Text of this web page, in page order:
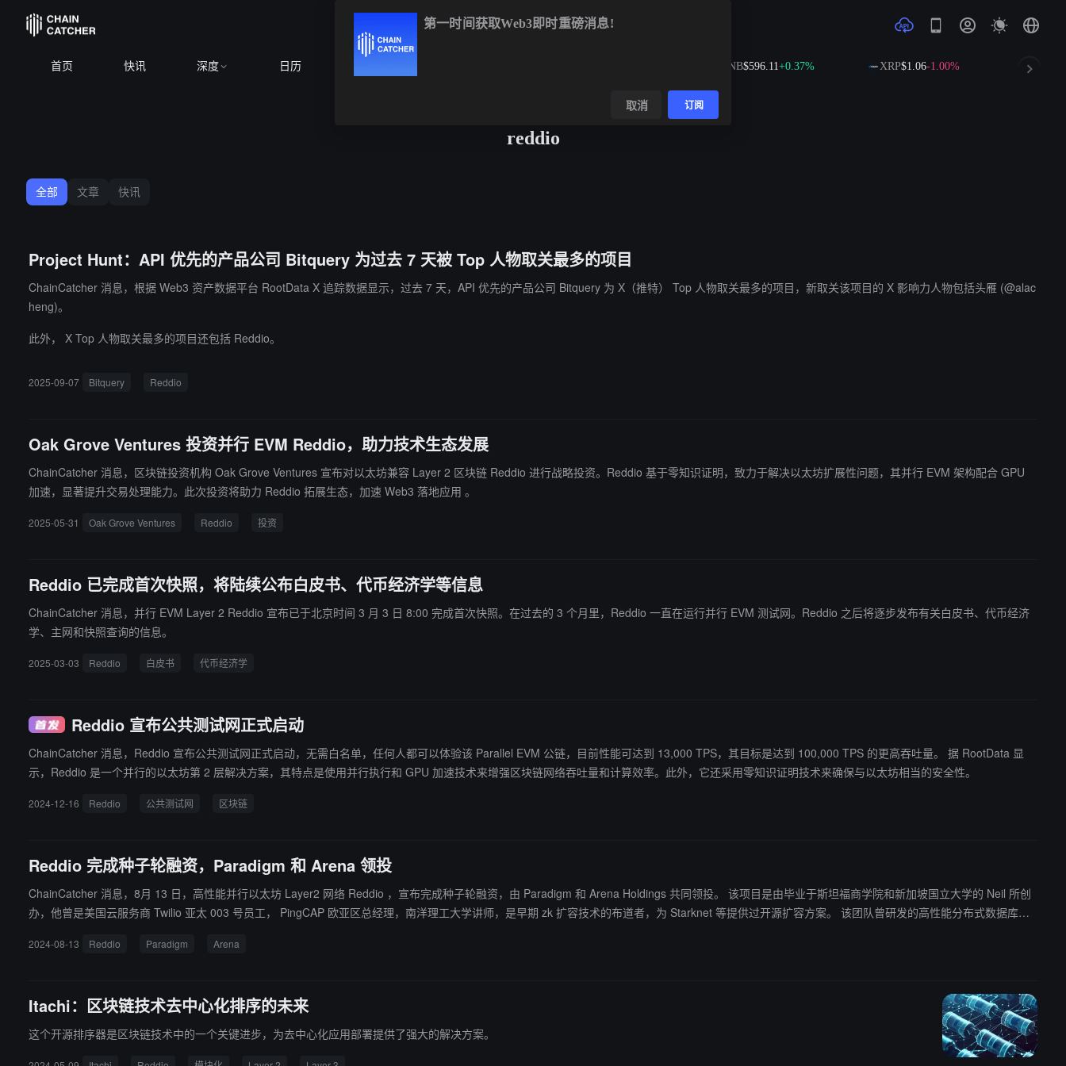
首页 快讯 深度 日历 BNB$596.11+0.37% XRP$1.06-1.00% SOL
reddio
全部 文章 快讯
Project Hunt：API 优先的产品公司 Bitquery 为过去 7 天被 Top 人物取关最多的项目
ChainCatcher 消息，根据 Web3 资产数据平台 RootData X 追踪数据显示，过去 7 天，API 优先的产品公司 Bitquery 为 X（推特） Top 人物取关最多的项目，新取关该项目的 X 影响力人物包括头雁 (@alac
heng)。
此外， X Top 人物取关最多的项目还包括 Reddio。
2025-09-07 Bitquery Reddio
Oak Grove Ventures 投资并行 EVM Reddio，助力技术生态发展
ChainCatcher 消息，区块链投资机构 Oak Grove Ventures 宣布对以太坊兼容 Layer 2 区块链 Reddio 进行战略投资。Reddio 基于零知识证明，致力于解决以太坊扩展性问题，其并行 EVM 架构配合 GPU
加速，显著提升交易处理能力。此次投资将助力 Reddio 拓展生态，加速 Web3 落地应用 。
2025-05-31 Oak Grove Ventures Reddio 投资
Reddio 已完成首次快照，将陆续公布白皮书、代币经济学等信息
ChainCatcher 消息，并行 EVM Layer 2 Reddio 宣布已于北京时间 3 月 3 日 8:00 完成首次快照。在过去的 3 个月里，Reddio 一直在运行并行 EVM 测试网。Reddio 之后将逐步发布有关白皮书、代币经济
学、主网和快照查询的信息。
2025-03-03 Reddio 白皮书 代币经济学
Reddio 宣布公共测试网正式启动
ChainCatcher 消息，Reddio 宣布公共测试网正式启动，无需白名单，任何人都可以体验该 Parallel EVM 公链，目前性能可达到 13,000 TPS，其目标是达到 100,000 TPS 的更高吞吐量。 据 RootData 显
示，Reddio 是一个并行的以太坊第 2 层解决方案，其特点是使用并行执行和 GPU 加速技术来增强区块链网络吞吐量和计算效率。此外，它还采用零知识证明技术来确保与以太坊相当的安全性。
2024-12-16 Reddio 公共测试网 区块链
Reddio 完成种子轮融资，Paradigm 和 Arena 领投
ChainCatcher 消息，8月 13 日，高性能并行以太坊 Layer2 网络 Reddio ，宣布完成种子轮融资，由 Paradigm 和 Arena Holdings 共同领投。 该项目是由毕业于斯坦福商学院和新加坡国立大学的 Neil 所创
办，他曾是美国云服务商 Twilio 亚太 003 号员工， PingCAP 欧亚区总经理，南洋理工大学讲师，是早期 zk 扩容技术的布道者，为 Starknet 等提供过开源扩容方案。 该团队曾研发的高性能分布式数据库，
近期公布新的 A 轮融资结果，会有多家知名机构参与。
2024-08-13 Reddio Paradigm Arena
Itachi：区块链技术去中心化排序的未来
这个开源排序器是区块链技术中的一个关键进步，为去中心化应用部署提供了强大的解决方案。
第一时间获取Web3即时重磅消息!
取消 订阅